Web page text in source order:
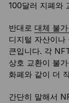
100달러 지폐와
반대로 대체 불
디지털 자산이나
큰입니다. 각
상호 교환이 불
화폐와 같이 더
간단히 말해서